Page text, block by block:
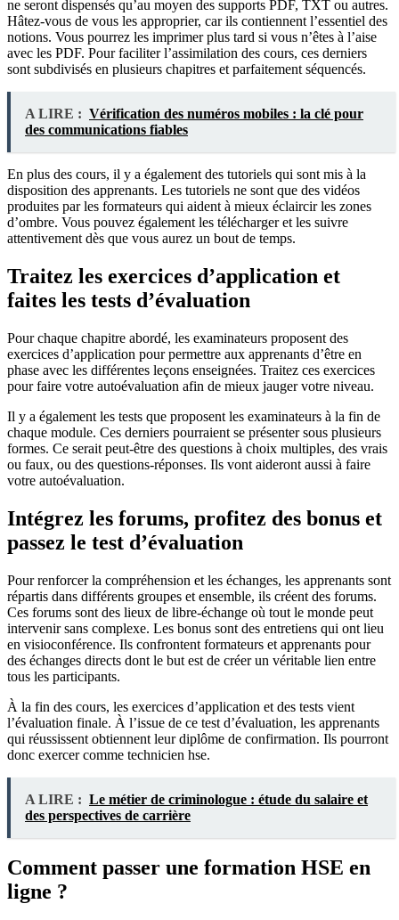
ne seront dispensés qu’au moyen des supports PDF, TXT ou autres.
Hâtez-vous de vous les approprier, car ils contiennent l’essentiel des
notions. Vous pourrez les imprimer plus tard si vous n’êtes à l’aise
avec les PDF. Pour faciliter l’assimilation des cours, ces derniers
sont subdivisés en plusieurs chapitres et parfaitement séquencés.
A LIRE : Vérification des numéros mobiles : la clé pour
des communications fiables
En plus des cours, il y a également des tutoriels qui sont mis à la
disposition des apprenants. Les tutoriels ne sont que des vidéos
produites par les formateurs qui aident à mieux éclaircir les zones
d’ombre. Vous pouvez également les télécharger et les suivre
attentivement dès que vous aurez un bout de temps.
Traitez les exercices d’application et
faites les tests d’évaluation
Pour chaque chapitre abordé, les examinateurs proposent des
exercices d’application pour permettre aux apprenants d’être en
phase avec les différentes leçons enseignées. Traitez ces exercices
pour faire votre autoévaluation afin de mieux jauger votre niveau.
Il y a également les tests que proposent les examinateurs à la fin de
chaque module. Ces derniers pourraient se présenter sous plusieurs
formes. Ce serait peut-être des questions à choix multiples, des vrais
ou faux, ou des questions-réponses. Ils vont aideront aussi à faire
votre autoévaluation.
Intégrez les forums, profitez des bonus et
passez le test d’évaluation
Pour renforcer la compréhension et les échanges, les apprenants sont
répartis dans différents groupes et ensemble, ils créent des forums.
Ces forums sont des lieux de libre-échange où tout le monde peut
intervenir sans complexe. Les bonus sont des entretiens qui ont lieu
en visioconférence. Ils confrontent formateurs et apprenants pour
des échanges directs dont le but est de créer un véritable lien entre
tous les participants.
À la fin des cours, les exercices d’application et des tests vient
l’évaluation finale. À l’issue de ce test d’évaluation, les apprenants
qui réussissent obtiennent leur diplôme de confirmation. Ils pourront
donc exercer comme technicien hse.
A LIRE : Le métier de criminologue : étude du salaire et
des perspectives de carrière
Comment passer une formation HSE en
ligne ?